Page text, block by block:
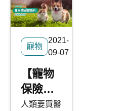
寵物
2021-
09-07
【寵物
保險】
寵物保
人類要買醫